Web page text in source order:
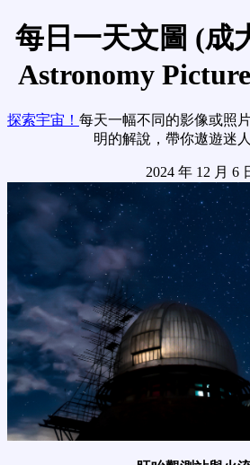
每日一天文圖 (成
Astronomy
探索宇宙！ 每天一幅不同的影像或照
明的解說，帶你遨遊迷人
2024 年 12 月 6